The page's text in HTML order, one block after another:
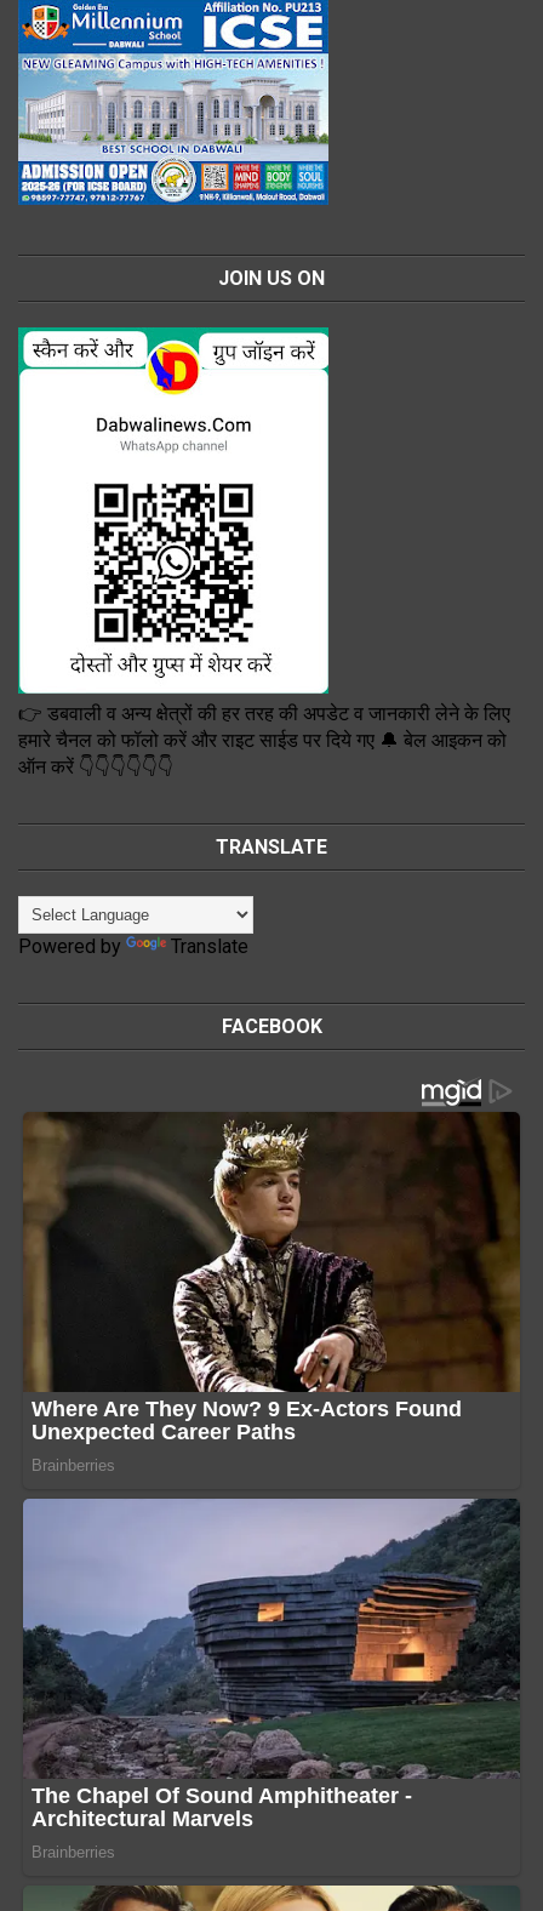
JOIN US ON
👉 डबवाली व अन्य क्षेत्रों की हर तरह की अपडेट व जानकारी लेने के लिए
हमारे चैनल को फॉलो करें और राइट साईड पर दिये गए 🔔 बेल आइकन को
ऑन करें 👇👇👇👇👇👇
TRANSLATE
Powered by Translate
FACEBOOK